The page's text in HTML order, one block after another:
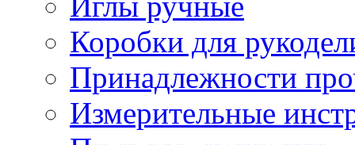
Коробки для
Принадлежности
Измерительные